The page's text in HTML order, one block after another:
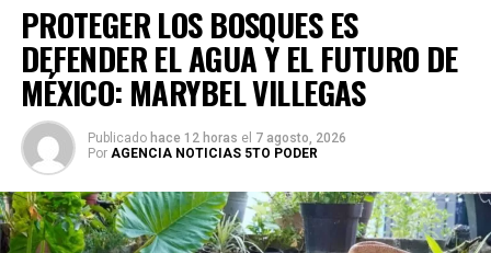
PROTEGER LOS BOSQUES ES
DEFENDER EL AGUA Y EL FUTURO DE
MÉXICO: MARYBEL VILLEGAS
Publicado hace 12 horas el 7 agosto, 2026
Por AGENCIA NOTICIAS 5TO PODER